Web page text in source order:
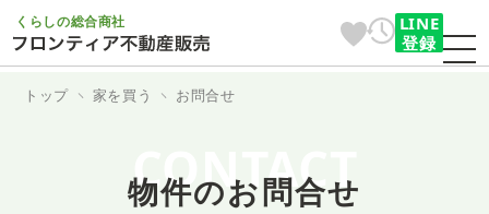
くらしの総合商社
LINE
登録
トップ 家を買う お問合せ
CONTACT
物件のお問合せ